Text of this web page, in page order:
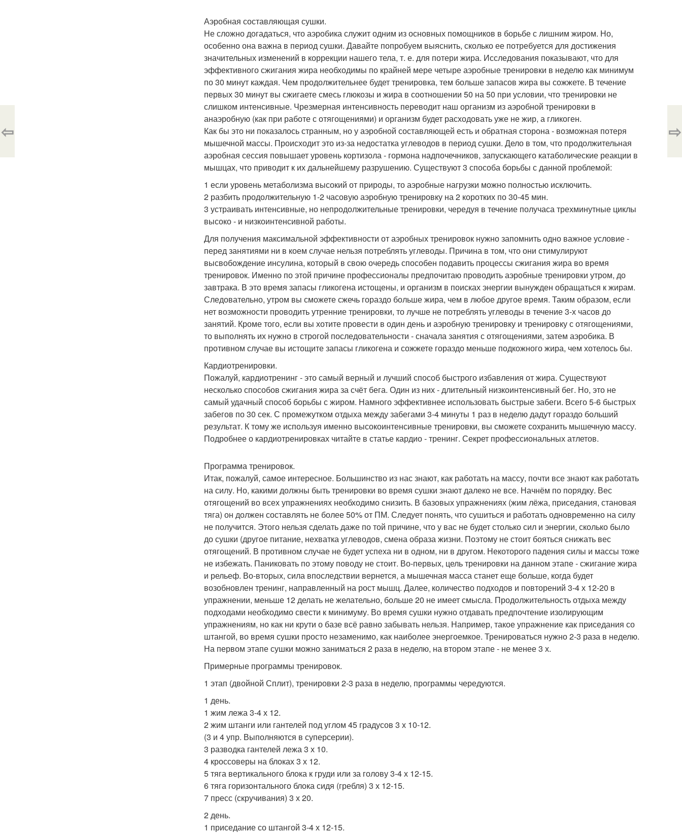
Аэробная составляющая сушки.
Не сложно догадаться, что аэробика служит одним из основных помощников в борьбе с лишним жиром. Но,
особенно она важна в период сушки. Давайте попробуем выяснить, сколько ее потребуется для достижения
значительных изменений в коррекции нашего тела, т. е. для потери жира. Исследования показывают, что для
эффективного сжигания жира необходимы по крайней мере четыре аэробные тренировки в неделю как минимум
по 30 минут каждая. Чем продолжительнее будет тренировка, тем больше запасов жира вы сожжете. В течение
первых 30 минут вы сжигаете смесь глюкозы и жира в соотношении 50 на 50 при условии, что тренировки не
слишком интенсивные. Чрезмерная интенсивность переводит наш организм из аэробной тренировки в
анаэробную (как при работе с отягощениями) и организм будет расходовать уже не жир, а гликоген.
Как бы это ни показалось странным, но у аэробной составляющей есть и обратная сторона - возможная потеря
мышечной массы. Происходит это из-за недостатка углеводов в период сушки. Дело в том, что продолжительная
аэробная сессия повышает уровень кортизола - гормона надпочечников, запускающего катаболические реакции в
мышцах, что приводит к их дальнейшему разрушению. Существуют 3 способа борьбы с данной проблемой:
1 если уровень метаболизма высокий от природы, то аэробные нагрузки можно полностью исключить.
2 разбить продолжительную 1-2 часовую аэробную тренировку на 2 коротких по 30-45 мин.
3 устраивать интенсивные, но непродолжительные тренировки, чередуя в течение получаса трехминутные циклы
высоко - и низкоинтенсивной работы.
Для получения максимальной эффективности от аэробных тренировок нужно запомнить одно важное условие -
перед занятиями ни в коем случае нельзя потреблять углеводы. Причина в том, что они стимулируют
высвобождение инсулина, который в свою очередь способен подавить процессы сжигания жира во время
тренировок. Именно по этой причине профессионалы предпочитаю проводить аэробные тренировки утром, до
завтрака. В это время запасы гликогена истощены, и организм в поисках энергии вынужден обращаться к жирам.
Следовательно, утром вы сможете сжечь гораздо больше жира, чем в любое другое время. Таким образом, если
нет возможности проводить утренние тренировки, то лучше не потреблять углеводы в течение 3-х часов до
занятий. Кроме того, если вы хотите провести в один день и аэробную тренировку и тренировку с отягощениями,
то выполнять их нужно в строгой последовательности - сначала занятия с отягощениями, затем аэробика. В
противном случае вы истощите запасы гликогена и сожжете гораздо меньше подкожного жира, чем хотелось бы.
Кардиотренировки.
Пожалуй, кардиотренинг - это самый верный и лучший способ быстрого избавления от жира. Существуют
несколько способов сжигания жира за счёт бега. Один из них - длительный низкоинтенсивный бег. Но, это не
самый удачный способ борьбы с жиром. Намного эффективнее использовать быстрые забеги. Всего 5-6 быстрых
забегов по 30 сек. С промежутком отдыха между забегами 3-4 минуты 1 раз в неделю дадут гораздо больший
результат. К тому же используя именно высокоинтенсивные тренировки, вы сможете сохранить мышечную массу.
Подробнее о кардиотренировках читайте в статье кардио - тренинг. Секрет профессиональных атлетов.
Программа тренировок.
Итак, пожалуй, самое интересное. Большинство из нас знают, как работать на массу, почти все знают как работать
на силу. Но, какими должны быть тренировки во время сушки знают далеко не все. Начнём по порядку. Вес
отягощений во всех упражнениях необходимо снизить. В базовых упражнениях (жим лёжа, приседания, становая
тяга) он должен составлять не более 50% от ПМ. Следует понять, что сушиться и работать одновременно на силу
не получится. Этого нельзя сделать даже по той причине, что у вас не будет столько сил и энергии, сколько было
до сушки (другое питание, нехватка углеводов, смена образа жизни. Поэтому не стоит бояться снижать вес
отягощений. В противном случае не будет успеха ни в одном, ни в другом. Некоторого падения силы и массы тоже
не избежать. Паниковать по этому поводу не стоит. Во-первых, цель тренировки на данном этапе - сжигание жира
и рельеф. Во-вторых, сила впоследствии вернется, а мышечная масса станет еще больше, когда будет
возобновлен тренинг, направленный на рост мышц. Далее, количество подходов и повторений 3-4 х 12-20 в
упражнении, меньше 12 делать не желательно, больше 20 не имеет смысла. Продолжительность отдыха между
подходами необходимо свести к минимуму. Во время сушки нужно отдавать предпочтение изолирующим
упражнениям, но как ни крути о базе всё равно забывать нельзя. Например, такое упражнение как приседания со
штангой, во время сушки просто незаменимо, как наиболее энергоемкое. Тренироваться нужно 2-3 раза в неделю.
На первом этапе сушки можно заниматься 2 раза в неделю, на втором этапе - не менее 3 х.
Примерные программы тренировок.
1 этап (двойной Сплит), тренировки 2-3 раза в неделю, программы чередуются.
1 день.
1 жим лежа 3-4 х 12.
2 жим штанги или гантелей под углом 45 градусов 3 х 10-12.
(3 и 4 упр. Выполняются в суперсерии).
3 разводка гантелей лежа 3 х 10.
4 кроссоверы на блоках 3 х 12.
5 тяга вертикального блока к груди или за голову 3-4 х 12-15.
6 тяга горизонтального блока сидя (гребля) 3 х 12-15.
7 пресс (скручивания) 3 х 20.
2 день.
1 приседание со штангой 3-4 х 12-15.
⇦ ⇨